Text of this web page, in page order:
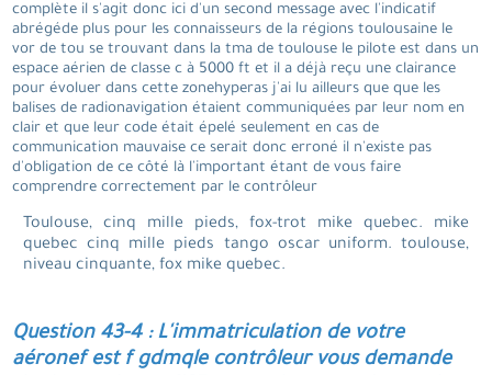
complète il s'agit donc ici d'un second message avec l'indicatif
abrégéde plus pour les connaisseurs de la régions toulousaine le
vor de tou se trouvant dans la tma de toulouse le pilote est dans un
espace aérien de classe c à 5000 ft et il a déjà reçu une clairance
pour évoluer dans cette zonehyperas j'ai lu ailleurs que que les
balises de radionavigation étaient communiquées par leur nom en
clair et que leur code était épelé seulement en cas de
communication mauvaise ce serait donc erroné il n'existe pas
d'obligation de ce côté là l'important étant de vous faire
comprendre correctement par le contrôleur
Toulouse, cinq mille pieds, fox-trot mike quebec. mike
quebec cinq mille pieds tango oscar uniform. toulouse,
niveau cinquante, fox mike quebec.
Question 43-4 : L'immatriculation de votre
aéronef est f gdmqle contrôleur vous demande